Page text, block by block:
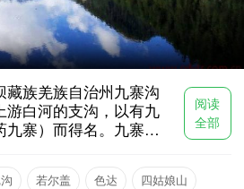
族羌族自治州九寨沟
游白河的支沟，以有九
寨）而得名。九寨沟
景色迷人。动…
阅读
全部
若尔盖 色达
四姑娘山